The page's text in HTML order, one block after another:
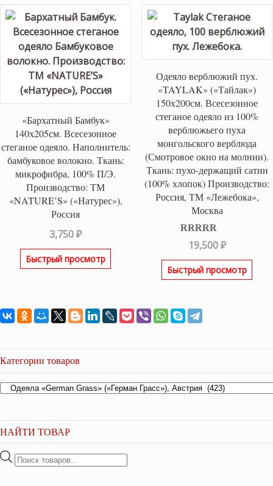
«Бархатный Бамбук»
140х205см. Всесезонное
стеганое одеяло. Наполнитель:
бамбуковое волокно. Ткань:
микрофибра, 100% П/Э.
Производство: ТМ
«NATURE’S» («Натурес»),
Россия
3,750₽
Быстрый просмотр
Одеяло верблюжий пух.
«TAYLAK» («Тайлак»)
150х200см. Всесезонное
стеганое одеяло из 100%
верблюжьего пуха
монгольского верблюда
(Смотровое окно на молнии).
Ткань: пухо-держащий сатин
(100% хлопок) Производство:
Россия, ТМ «Лежебока»,
Москва
Оценка5.00
из 5
19,500₽
Быстрый просмотр
Категории товаров
НАЙТИ ТОВАР
Поиск